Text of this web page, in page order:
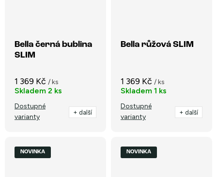
Bella černá bublina
SLIM
1 369 Kč / ks
Skladem 2 ks
Dostupné
varianty
+ další
Bella růžová SLIM
1 369 Kč / ks
Skladem 1 ks
Dostupné
varianty
+ další
NOVINKA NOVINKA